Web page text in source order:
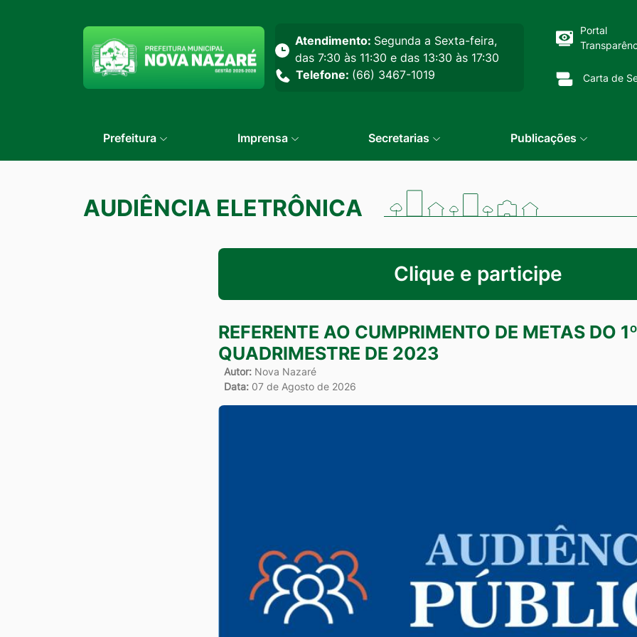
Atendimento: Segunda a Sexta-feira,
das 7:30 às 11:30 e das 13:30 às 17:30
Telefone: (66) 3467-1019
Portal
Carta de
Prefeitura Imprensa Secretarias Publicações
AUDIÊNCIA ELETRÔNICA
Clique e participe
REFERENTE AO CUMPRIMENTO DE METAS DO 1º
QUADRIMESTRE DE 2023
Autor: Nova Nazaré
Data: 07 de Agosto de 2026